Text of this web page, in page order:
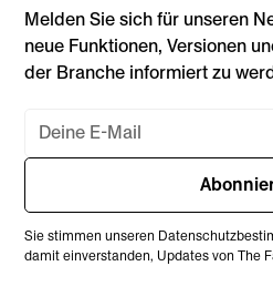
Melden Sie sich für unseren
neue Funktionen, Versionen
der Branche informiert zu
Sie stimmen unseren
damit einverstanden, Updates von The